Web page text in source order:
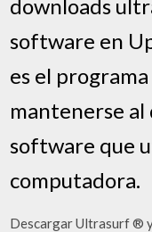
downloads
software en
es el
mantenerse al
software que
computadora.
Descargar Ultrasurf ® y